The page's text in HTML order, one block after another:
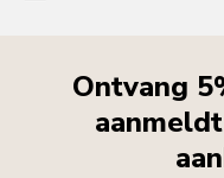
Ontvang